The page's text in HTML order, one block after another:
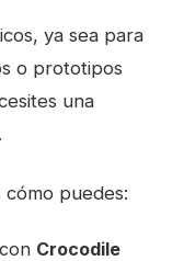
ya sea para
o prototipos
una
puedes:
Crocodile